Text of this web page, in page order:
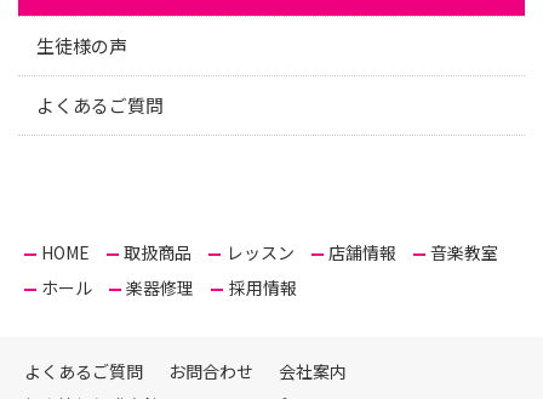
生徒様の声
よくあるご質問
HOME 取扱商品 レッスン 店舗情報
音楽教室
ホール
楽器修理 採用情報
よくあるご質問 お問合わせ
会社案内